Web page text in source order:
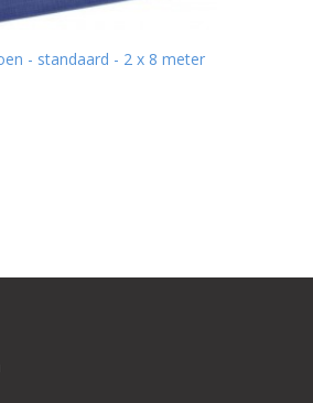
- standaard - 2 x 8 meter